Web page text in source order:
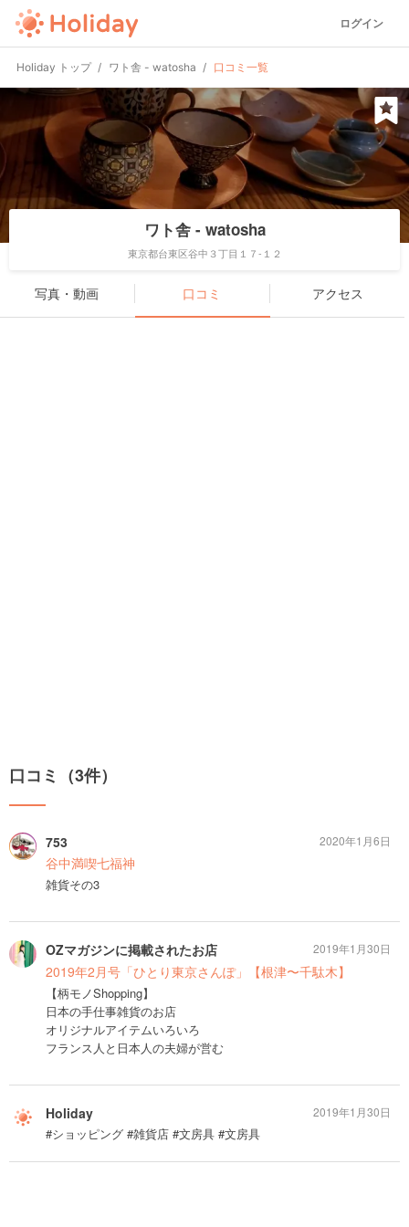
ログイン
Holiday トップ ワト舎 - watosha 口コミ一覧
ワト舎 - watosha
東京都台東区谷中３丁目１７-１２
写真・動画 口コミ アクセス
口コミ（3件）
753
谷中満喫七福神
雑貨その3
2020年1月6日
OZマガジンに掲載されたお店
2019年2月号「ひとり東京さんぽ」【根津〜千駄木】
【柄モノShopping】
日本の手仕事雑貨のお店
オリジナルアイテムいろいろ
フランス人と日本人の夫婦が営む
2019年1月30日
Holiday
#ショッピング #雑貨店 #文房具 #文房具
2019年1月30日